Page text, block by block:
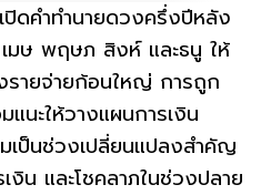
ดคำทำนายดวงครึ่งปีหลัง
มษ พฤษภ สิงห์ และธนู ให้
รายจ่ายก้อนใหญ่ การถูก
นะให้วางแผนการเงิน
เป็นช่วงเปลี่ยนแปลงสำคัญ
น และโชคลาภในช่วงปลาย